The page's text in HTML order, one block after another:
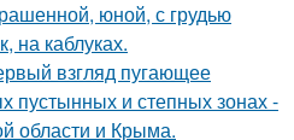
юной, с грудью
на каблуках.
взгляд пугающее
пустынных и степных зонах -
области и Крыма.